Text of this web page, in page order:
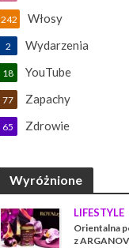
Włosy
242
Wydarzenia
2
YouTube
18
Zapachy
77
Zdrowie
65
Wyróżnione
LIFESTYLE
Orientalna
z